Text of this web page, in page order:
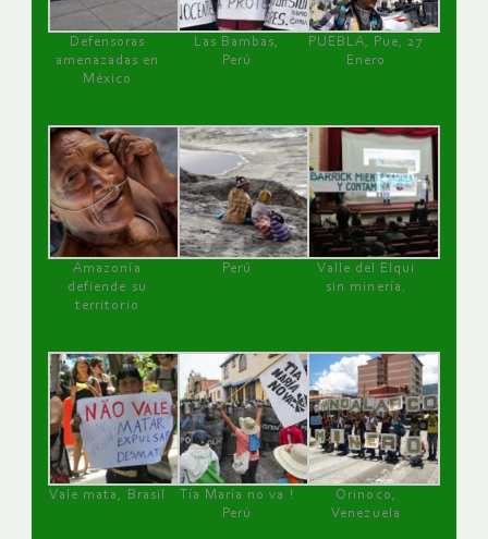
Defensoras
amenazadas en
México
Las Bambas,
Perú
PUEBLA, Pue, 27
Enero
Amazonía
defiende su
territorio
Perú
Valle del Elqui
sin minería.
Vale mata, Brasil
Tía María no va !
Perú
Orinoco,
Venezuela